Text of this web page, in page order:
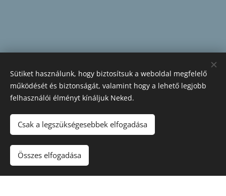
Sütiket használunk, hogy biztosítsuk a weboldal megfelelő
működését és biztonságát, valamint hogy a lehető legjobb
felhasználói élményt kínáljuk Neked.
Csak a legszükségesebbek elfogadása
Összes elfogadása